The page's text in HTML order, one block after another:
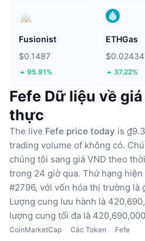
Fusionist
$0.1487
95.91%
ETHGas
$0.02434
37.22%
Fefe Dữ liệu về
thực
The live Fefe price today is
trading volume of không có.
chúng tôi sang giá VND theo
trong 24 giờ qua. Thứ hạng
#2796, với vốn hóa thị trường là
Lượng cung lưu hành là
lượng cung tối đa là
CoinMarketCap Các Token Fefe